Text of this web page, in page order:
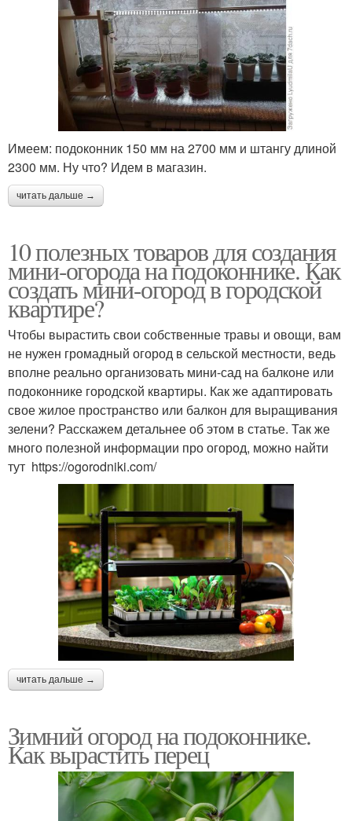
Имеем: подоконник 150 мм на 2700 мм и штангу длиной
2300 мм. Ну что? Идем в магазин.
читать дальше →
10 полезных товаров для создания
мини-огорода на подоконнике. Как
создать мини-огород в городской
квартире?
Чтобы вырастить свои собственные травы и овощи, вам
не нужен громадный огород в сельской местности, ведь
вполне реально организовать мини-сад на балконе или
подоконнике городской квартиры. Как же адаптировать
свое жилое пространство или балкон для выращивания
зелени? Расскажем детальнее об этом в статье. Так же
много полезной информации про огород, можно найти
тут https://ogorodniki.com/
читать дальше →
Зимний огород на подоконнике.
Как вырастить перец